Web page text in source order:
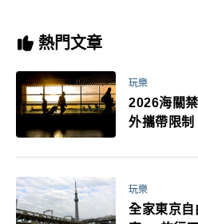
熱門文章
玩樂
2026海關
外攜帶限制
萬！注意事
玩樂
全家東京